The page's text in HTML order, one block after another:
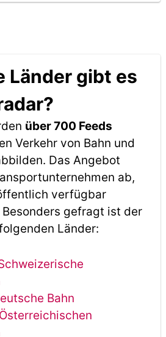
Länder gibt es
über 700 Feeds
Verkehr von Bahn und
Das Angebot
ab,
verfügbar
gefragt ist der
Länder:
Bahn